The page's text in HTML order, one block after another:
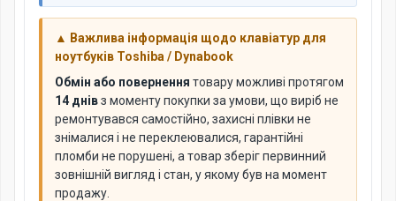
▲ Важлива інформація щодо клавіатур для
ноутбуків Toshiba / Dynabook
Обмін або повернення товару можливі протягом
14 днівз моменту покупки за умови, що виріб не
ремонтувався самостійно, захисні плівки не
знімалися і не переклеювалися, гарантійні
пломби не порушені, а товар зберіг первинний
зовнішній вигляд і стан, у якому був на момент
продажу.